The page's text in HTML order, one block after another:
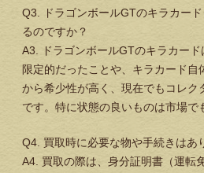
Q3. ドラゴンボールGTのキラカー
るのですか？
A3. ドラゴンボールGTのキラカー
限定的だったことや、キラカード自
から希少性が高く、現在でもコレク
です。特に状態の良いものは市場で
Q4. 買取時に必要な物や手続きはあ
A4. 買取の際は、身分証明書（運転